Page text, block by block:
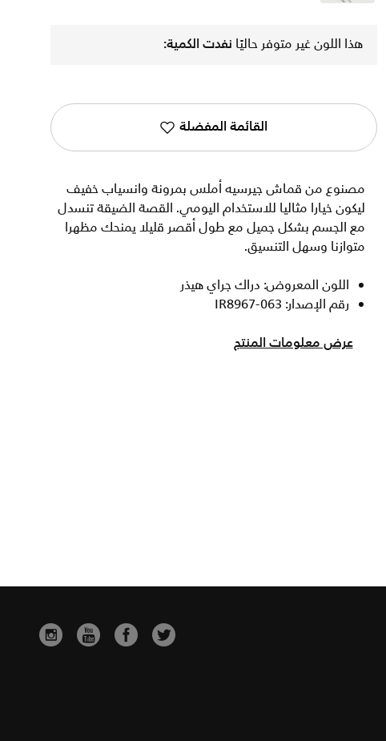
هذا اللون غير متوفر حاليًا نفدت الكمية:
القائمة المفضلة
مصنوع من قماش جيرسيه أملس بمرونة وانسياب خفيف
ليكون خيارا مثاليا للاستخدام اليومي. القصة الضيقة تنسدل
مع الجسم بشكل جميل مع طول أقصر قليلا يمنحك مظهرا
متوازنا وسهل التنسيق.
اللون المعروض: دراك جراي هيذر
رقم الإصدار: IR8967-063
عرض معلومات المنتج